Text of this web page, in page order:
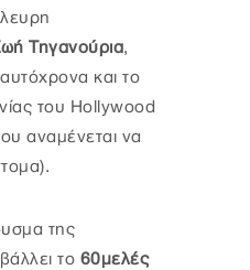
Τηγανούρια,
και το
του Hollywood
αναμένεται να
της
το 60μελές